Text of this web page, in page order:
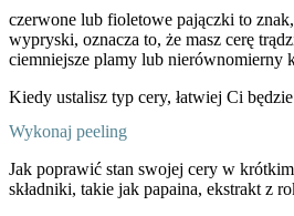
czerwone lub fioletowe pajączki to
wypryski, oznacza to, że masz cerę
ciemniejsze plamy lub nierównomierny
Kiedy ustalisz typ cery, łatwiej Ci
Wykonaj peeling
Jak poprawić stan swojej cery w
składniki, takie jak papaina, ekstrakt z